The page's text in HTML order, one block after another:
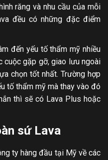
răng và nhu cầu của mỗi
đều có những đặc điểm
đến yếu tố thẩm mỹ nhiều
cuộc gặp gỡ, giao lưu ngoài
chọn tốt nhất. Trường hợp
tố thẩm mỹ mà thay vào đó
thì sẽ có Lava Plus hoặc
sứ Lava
ty hàng đầu tại Mỹ về các